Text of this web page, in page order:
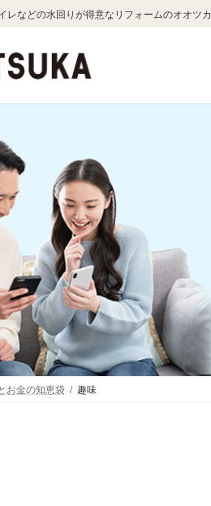
レなどの水回りが得意なリフォームのオオツカ
お金の知恵袋 趣味